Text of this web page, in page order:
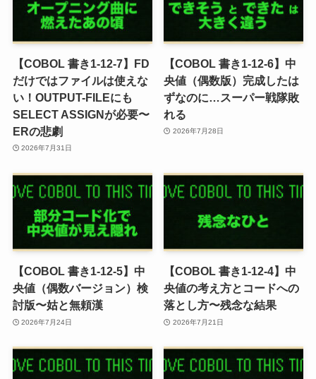
【COBOL 書き1-12-7】FD
だけではファイルは使えな
い！OUTPUT-FILEにも
SELECT ASSIGNが必要〜
ERの悲劇
2026年7月31日
【COBOL 書き1-12-6】中
央値（偶数版）完成したは
ずなのに…スーパー戦隊敗
れる
2026年7月28日
【COBOL 書き1-12-5】中
央値（偶数バージョン）検
討版〜姑と無頼漢
2026年7月24日
【COBOL 書き1-12-4】中
央値の考え方とコードへの
落とし方〜残念な結果
2026年7月21日